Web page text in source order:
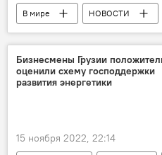
В мире НОВОСТИ
Франция
Азербайджан
Бизнесмены Грузии
оценили схему господдержки
развития энергетики
15 ноября 2022, 22:14